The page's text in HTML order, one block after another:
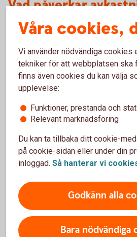
Vad påverkar
Avkastningen består av två delar,
eventuell värdestegring på aktien.
bestäms på den årliga
normalt en gång per år. Avkastning
värdestegring uppstår först när
aktiekursen är högre när den säljs
För- och nackdelar
Fördelar
Möjlighet till högre avkastning än
Möjlighet till årlig utdelning.
Möjlighet att investera i bolag
Inga förvaltningskostnader.
Våra cookies,
Vi använder nödvändiga cookies
tekniker för att webbplatsen ska
finns även cookies du kan välja
upplevelse:
Funktioner, prestanda och
Relevant marknadsföring
Du kan ta tillbaka ditt cookie-
på cookie-sidan eller under din
inloggad. Så hanterar vi
Godkänn alla
Bara nödvändiga